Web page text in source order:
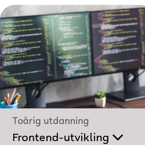
Toårig utdanning
Frontend-utvikling